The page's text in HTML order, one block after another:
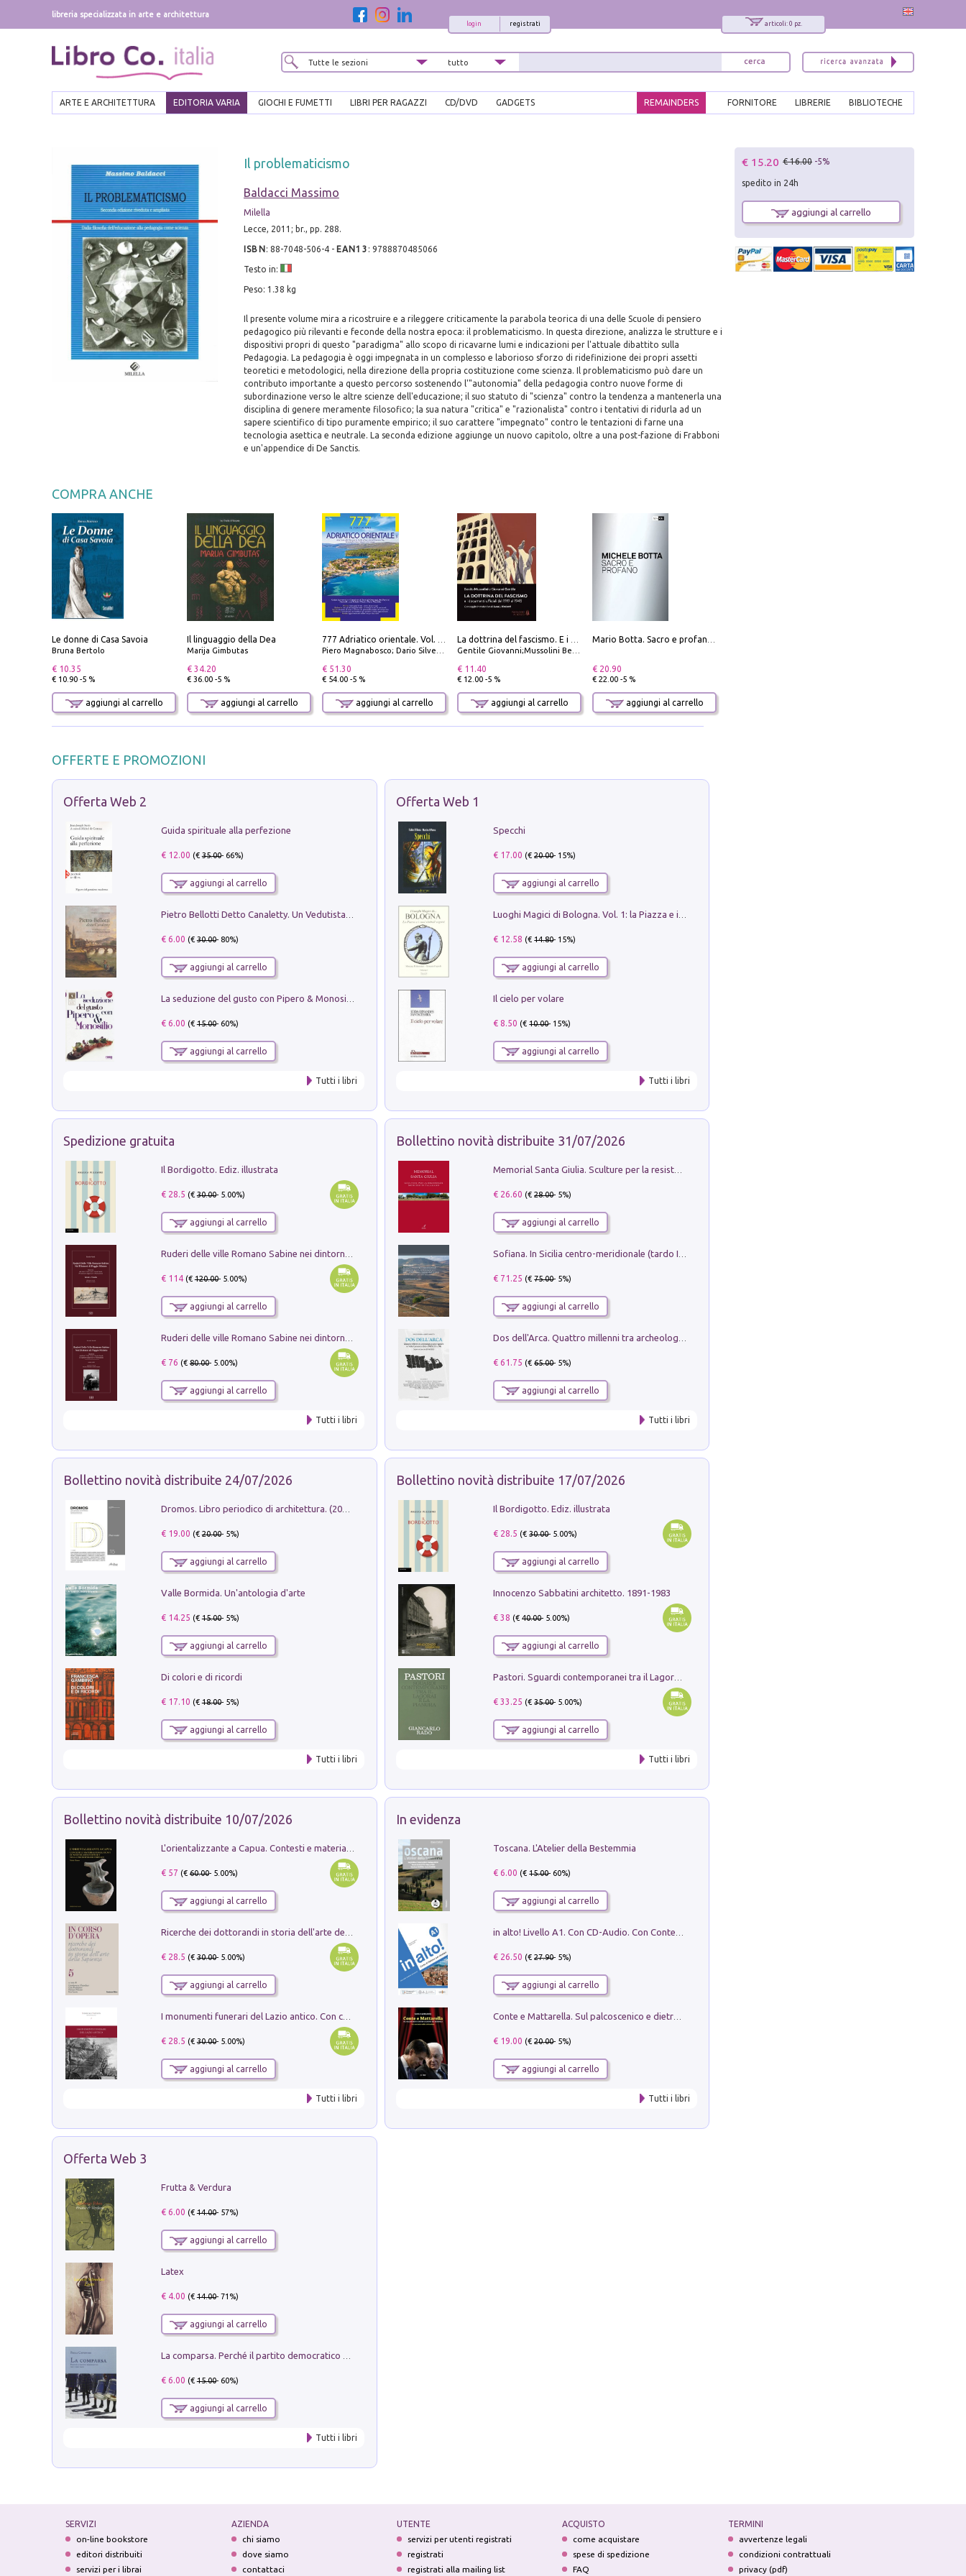
libreria specializzata in arte e architettura
articoli: 0 pz.
registrati
login
ARTE E ARCHITETTURA EDITORIA VARIA GIOCHI E FUMETTI LIBRI PER RAGAZZI CD/DVD GADGETS BIBLIOTECHE
LIBRERIE
FORNITORE
REMAINDERS
Il problematicismo
Baldacci Massimo
Milella
Lecce, 2011; br., pp. 288.
ISBN : 88-7048-506-4- EAN13 : 9788870485066
Testo in:
Peso: 1.38 kg
Il presente volume mira a ricostruire e a rileggere criticamente la parabola teorica di una delle Scuole di pensiero
pedagogico più rilevanti e feconde della nostra epoca: il problematicismo. In questa direzione, analizza le strutture e i
dispositivi propri di questo "paradigma" allo scopo di ricavarne lumi e indicazioni per l'attuale dibattito sulla
Pedagogia. La pedagogia è oggi impegnata in un complesso e laborioso sforzo di ridefinizione dei propri assetti
teoretici e metodologici, nella direzione della propria costituzione come scienza. Il problematicismo può dare un
contributo importante a questo percorso sostenendo l'"autonomia" della pedagogia contro nuove forme di
subordinazione verso le altre scienze dell'educazione; il suo statuto di "scienza" contro la tendenza a mantenerla una
disciplina di genere meramente filosofico; la sua natura "critica" e "razionalista" contro i tentativi di ridurla ad un
sapere scientifico di tipo puramente empirico; il suo carattere "impegnato" contro le tentazioni di farne una
tecnologia asettica e neutrale. La seconda edizione aggiunge un nuovo capitolo, oltre a una post-fazione di Frabboni
e un'appendice di De Sanctis.
COMPRA ANCHE
Le donne di Casa Savoia
Bruna Bertolo
€ 10.35
€ 10.90 -5 %
aggiungi al carrello
Il linguaggio della Dea
Marija Gimbutas
€ 34.20
€ 36.00 -5 %
aggiungi al carrello
Piero Magnabosco; Dario Silvestro; Marco Sbrizzi
€ 51.30
€ 54.00 -5 %
aggiungi al carrello
Gentile Giovanni;Mussolini Benito
€ 11.40
€ 12.00 -5 %
aggiungi al carrello
€ 20.90
€ 22.00 -5 %
aggiungi al carrello
OFFERTE E PROMOZIONI
Offerta Web 2
Guida spirituale alla perfezione
€ 12.00 (€35.00- 66%)
aggiungi al carrello
€ 6.00 (€30.00- 80%)
aggiungi al carrello
€ 6.00 (€15.00- 60%)
aggiungi al carrello
Tutti i libri
Offerta Web 1
Specchi
€ 17.00 (€20.00- 15%)
aggiungi al carrello
€ 12.58 (€14.80- 15%)
aggiungi al carrello
Il cielo per volare
€ 8.50 (€10.00- 15%)
aggiungi al carrello
Tutti i libri
Spedizione gratuita
Il Bordigotto. Ediz. illustrata
€ 28.5 (€30.00- 5.00%)
aggiungi al carrello
€ 114(€120.00- 5.00%)
aggiungi al carrello
€ 76 (€80.00- 5.00%)
aggiungi al carrello
Tutti i libri
Bollettino novità distribuite 31/07/2026
€ 26.60 (€28.00- 5%)
aggiungi al carrello
€ 71.25 (€75.00- 5%)
aggiungi al carrello
€ 61.75 (€65.00- 5%)
aggiungi al carrello
Tutti i libri
Bollettino novità distribuite 24/07/2026
Dromos. Libro periodico di architettura. (2026). Vol. 15: Post-model
€ 19.00 (€20.00- 5%)
aggiungi al carrello
Valle Bormida. Un'antologia d'arte
€ 14.25 (€15.00- 5%)
aggiungi al carrello
Di colori e di ricordi
€ 17.10 (€18.00- 5%)
aggiungi al carrello
Tutti i libri
Bollettino novità distribuite 17/07/2026
Il Bordigotto. Ediz. illustrata
€ 28.5 (€30.00- 5.00%)
aggiungi al carrello
Innocenzo Sabbatini architetto. 1891-1983
€ 38 (€40.00- 5.00%)
aggiungi al carrello
€ 33.25 (€35.00- 5.00%)
aggiungi al carrello
Tutti i libri
Bollettino novità distribuite 10/07/2026
€ 57 (€60.00- 5.00%)
aggiungi al carrello
€ 28.5 (€30.00- 5.00%)
aggiungi al carrello
I monumenti funerari del Lazio antico. Con cartella con tavole
€ 28.5 (€30.00- 5.00%)
aggiungi al carrello
Tutti i libri
In evidenza
Toscana. L'Atelier della Bestemmia
€ 6.00 (€15.00- 60%)
aggiungi al carrello
€ 26.50 (€27.90- 5%)
aggiungi al carrello
€ 19.00 (€20.00- 5%)
aggiungi al carrello
Tutti i libri
Offerta Web 3
Frutta & Verdura
€ 6.00 (€14.00- 57%)
aggiungi al carrello
Latex
€ 4.00 (€14.00- 71%)
aggiungi al carrello
€ 6.00 (€15.00- 60%)
aggiungi al carrello
Tutti i libri
€ 15.20 € 16.00 -5%
spedito in 24h
aggiungi al carrello
SERVIZI
on-line bookstore
editori distribuiti
servizi per i librai
AZIENDA
chi siamo
dove siamo
contattaci
UTENTE
servizi per utenti registrati
registrati
registrati alla mailing list
ACQUISTO
come acquistare
spese di spedizione
FAQ
TERMINI
avvertenze legali
condizioni contrattuali
privacy (pdf)
x
Interessato ai nostri libri?
Sarai informato delle nostre novità, potrai
comunque cancellarti quando desideri.
modulo di iscrizione